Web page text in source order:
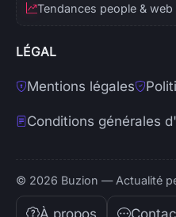
Tendances people &
LÉGAL
Mentions légales
Conditions générales
© 2026 Buzion — Actualité
À propos